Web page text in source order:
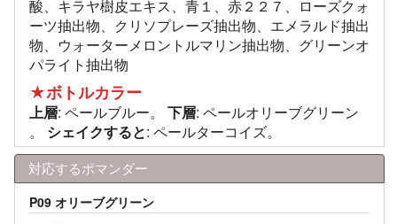
酸、キラヤ樹皮エキス、青１、赤２２７、ローズクォ
ーツ抽出物、クリソプレーズ抽出物、エメラルド抽出
物、ウォーターメロントルマリン抽出物、グリーンオ
パライト抽出物
★ボトルカラー
上層: ペールブルー。 下層: ペールオリーブグリーン
。 シェイクすると: ペールターコイズ。
対応するポマンダー
P09 オリーブグリーン